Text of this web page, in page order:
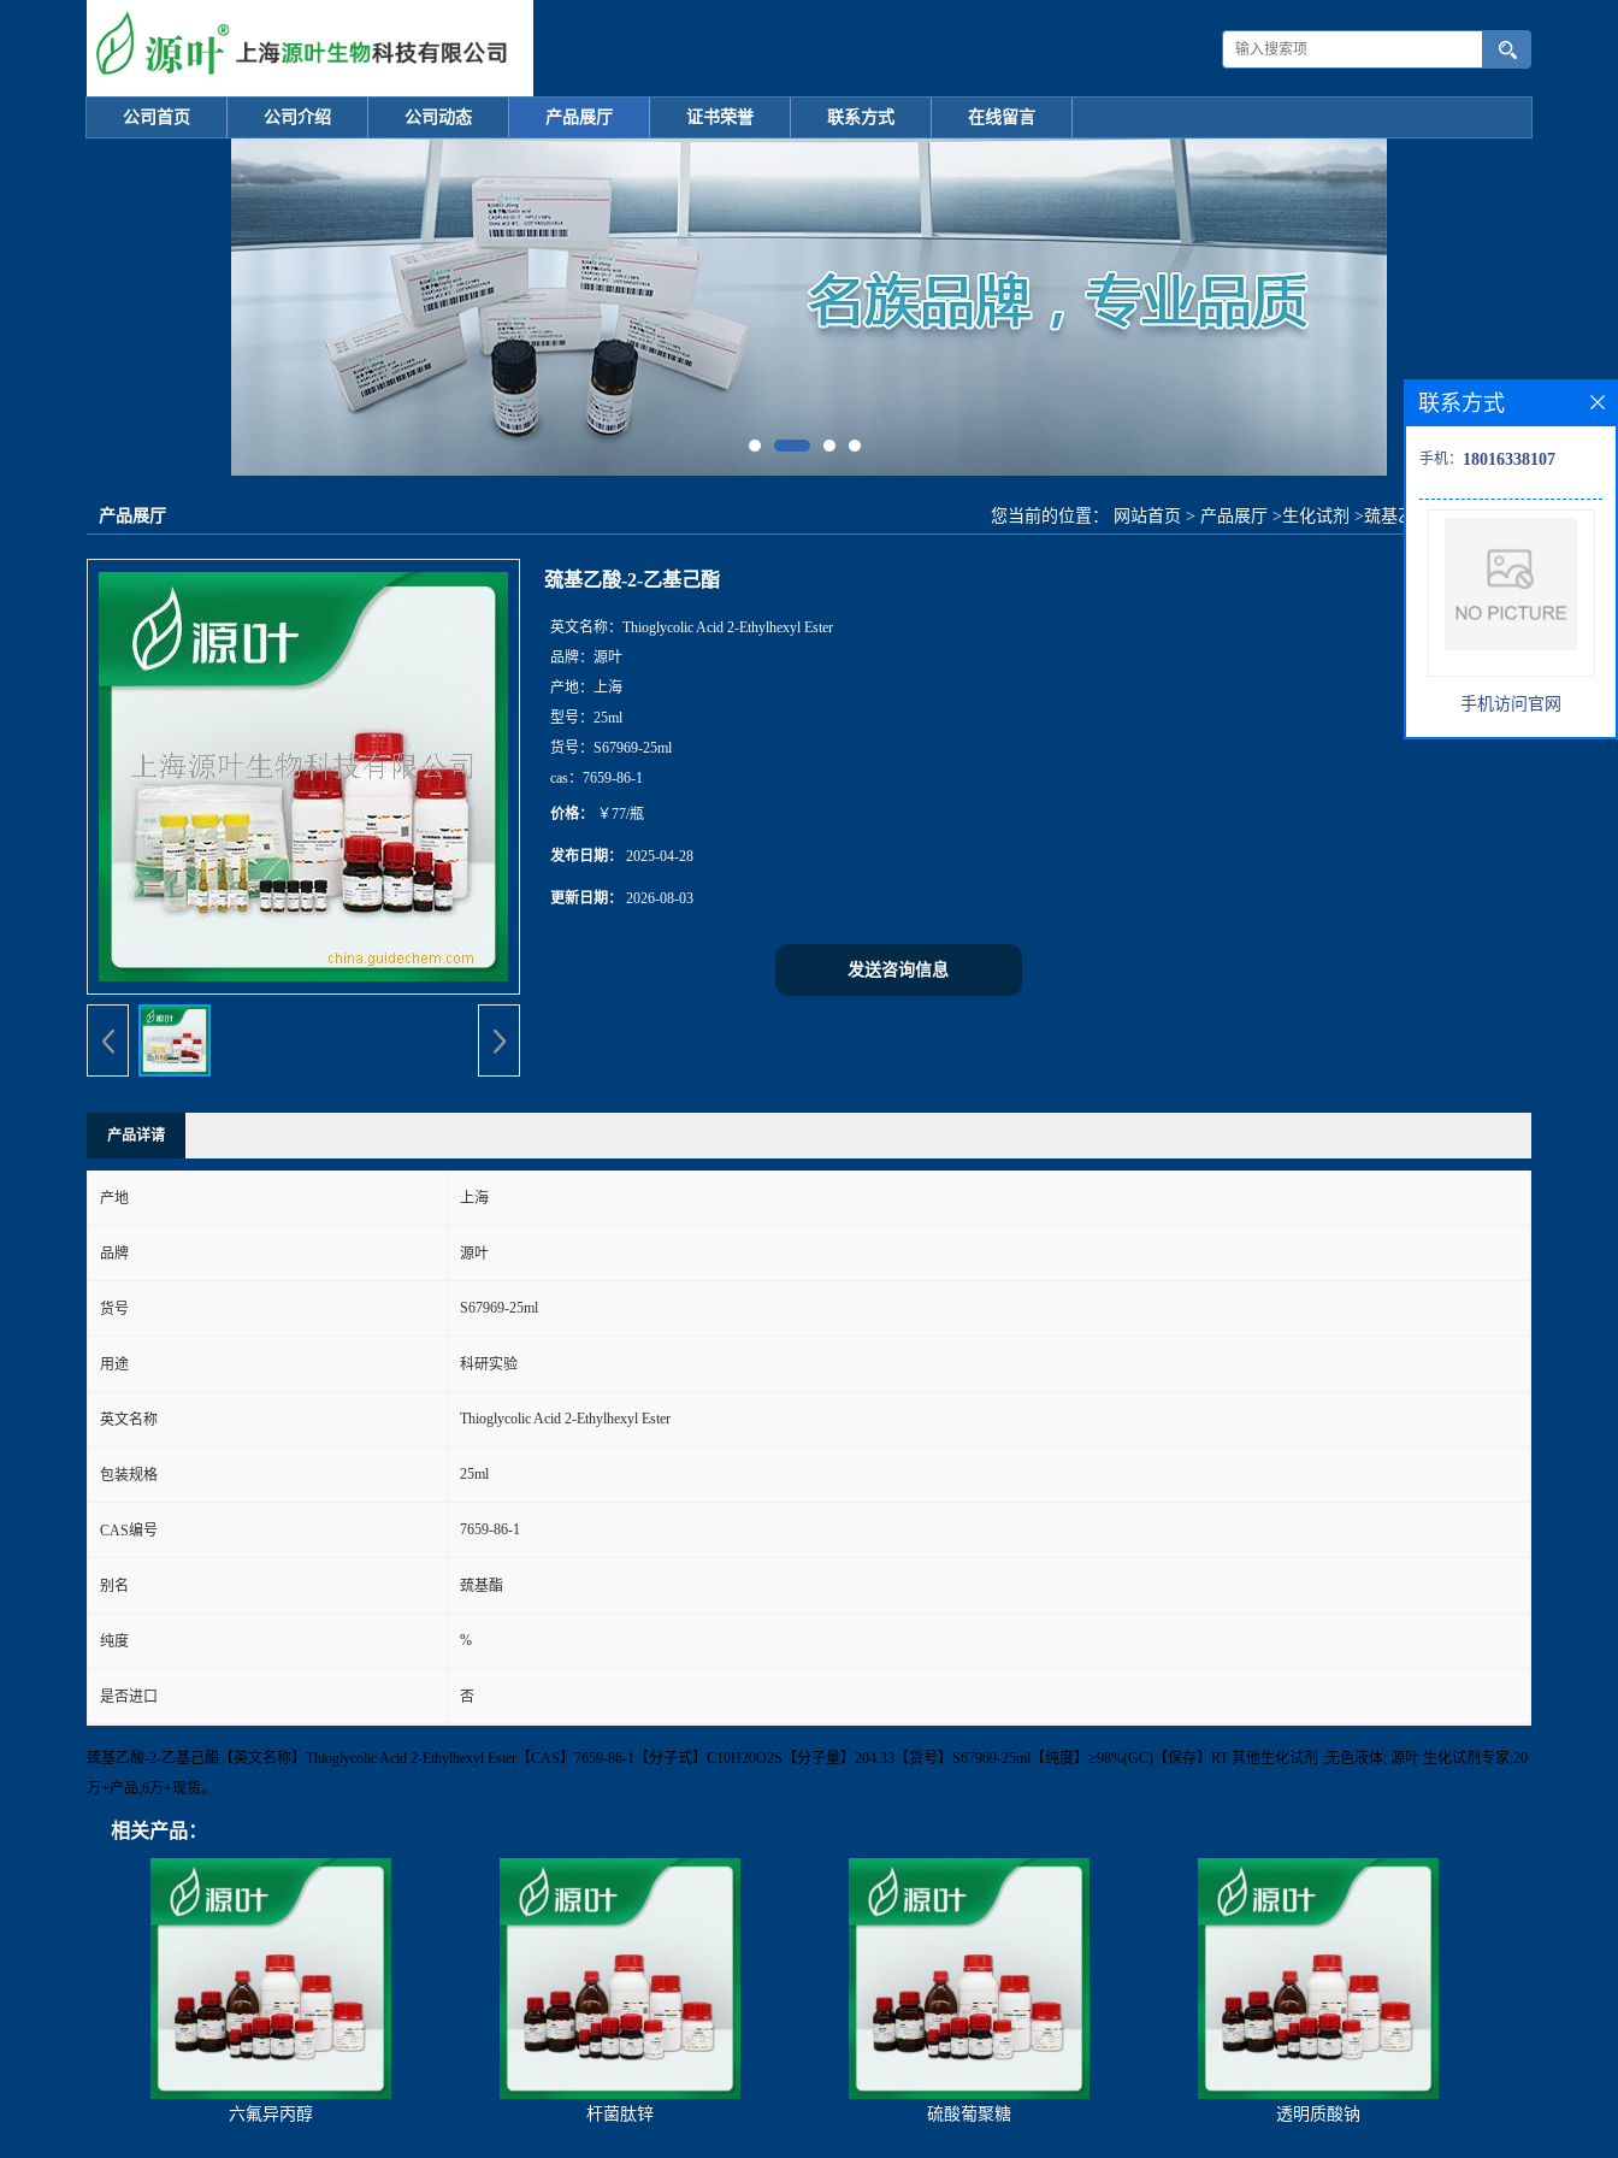
公司首页 公司介绍 公司动态 产品展厅 证书荣誉 联系方式 在线留言
产品展厅 您当前的位置： 网站首页 > 产品展厅 >生化试剂 >巯基乙酸-2-乙基己酯
巯基乙酸-2-乙基己酯
英文名称： Thioglycolic Acid 2-Ethylhexyl Ester
品牌： 源叶
产地： 上海
型号： 25ml
货号： S67969-25ml
cas： 7659-86-1
价格： ￥77/瓶
发布日期： 2025-04-28
更新日期： 2026-08-03
发送咨询信息
产品详请
产地 上海
品牌 源叶
货号 S67969-25ml
用途 科研实验
英文名称 Thioglycolic Acid 2-Ethylhexyl Ester
包装规格 25ml
CAS编号 7659-86-1
别名 巯基酯
纯度 %
是否进口 否
巯基乙酸-2-乙基己酯【英文名称】Thioglycolic Acid 2-Ethylhexyl Ester【CAS】7659-86-1【分子式】C10H20O2S【分子量】204.33【货号】S67969-25ml【纯度】≥98%(GC)【保存】RT 其他生化试剂 ;无色液体; 源叶 生化试剂专家;20
万+产品,6万+现货。
相关产品：
六氟异丙醇 杆菌肽锌 硫酸葡聚糖 透明质酸钠
联系方式
手机： 18016338107
手机访问官网